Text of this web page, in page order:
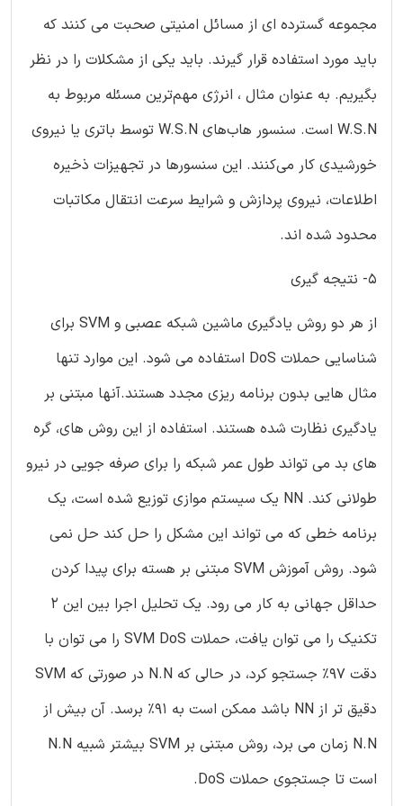
مجموعه گسترده ای از مسائل امنیتی صحبت می کنند که
باید مورد استفاده قرار گیرند. باید یکی از مشکلات را در نظر
بگیریم. به عنوان مثال ، انرژی مهم‌ترین مسئله مربوط به
W.S.N است. سنسور هاب‌های W.S.N توسط باتری یا نیروی
خورشیدی کار می‌کنند. این سنسورها در تجهیزات ذخیره
اطلاعات، نیروی پردازش و شرایط سرعت انتقال مکاتبات
محدود شده اند.
5- نتیجه گیری
از هر دو روش یادگیری ماشین شبکه عصبی و SVM برای
شناسایی حملات DoS استفاده می شود. این موارد تنها
مثال هایی بدون برنامه ریزی مجدد هستند.آنها مبتنی بر
یادگیری نظارت شده هستند. استفاده از این روش های، گره
های بد می تواند طول عمر شبکه را برای صرفه جویی در نیرو
طولانی کند. NN یک سیستم موازی توزیع شده است، یک
برنامه خطی که می تواند این مشکل را حل کند حل نمی
شود. روش آموزش SVM مبتنی بر هسته برای پیدا کردن
حداقل جهانی به کار می رود. یک تحلیل اجرا بین این 2
تکنیک را می توان یافت، حملات SVM DoS را می توان با
دقت 97% جستجو کرد، در حالی که N.N در صورتی که SVM
دقیق تر از NN باشد ممکن است به 91% برسد. آن بیش از
N.N زمان می برد، روش مبتنی بر SVM بیشتر شبیه N.N
است تا جستجوی حملات DoS.